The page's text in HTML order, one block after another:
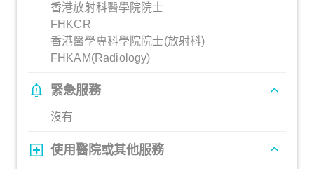
香港放射科醫學院院士
FHKCR
香港醫學專科學院院士(放射科)
FHKAM(Radiology)
緊急服務
沒有
使用醫院或其他服務